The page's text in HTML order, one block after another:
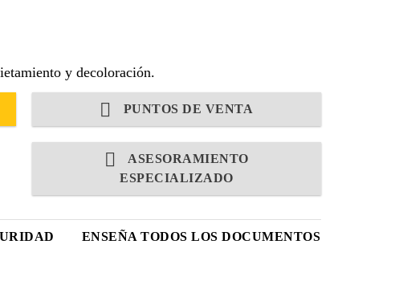
y decoloración.
PUNTOS DE VENTA
ASESORAMIENTO
ESPECIALIZADO
ENSEÑA TODOS LOS DOCUMENTOS